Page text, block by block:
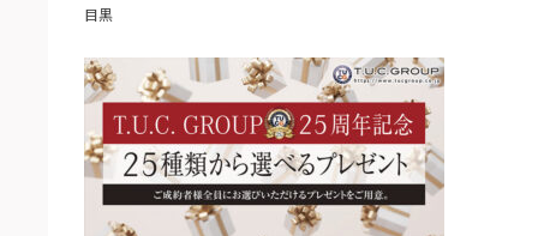
目黒